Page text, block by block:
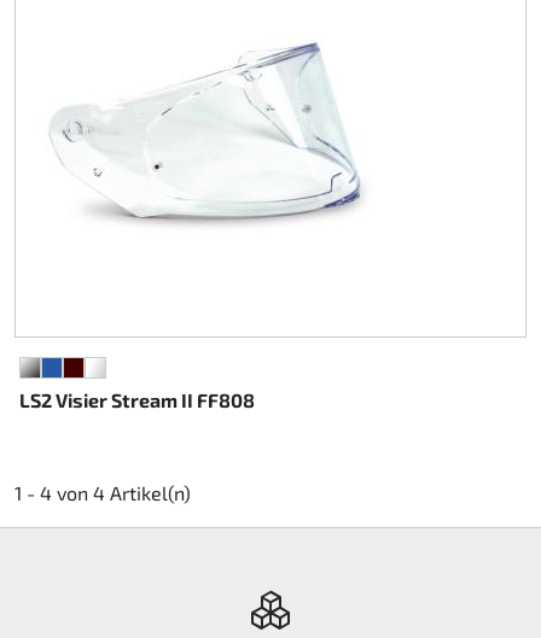
LS2 Visier Stream II FF808
SILBER
BLAUBRAUN
KLAR
1 - 4 von 4 Artikel(n)